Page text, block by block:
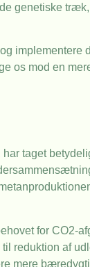
genetiske
os mod en
taget
for
reduktion af
mere